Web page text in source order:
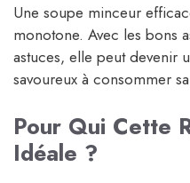
Une soupe minceur
monotone. Avec les bons
astuces, elle peut devenir
savoureux à consommer
Pour Qui Cette
Idéale ?